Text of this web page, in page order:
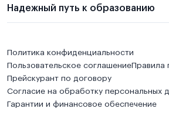
Надежный путь к образованию
Политика конфиденциальности
Пользовательское соглашениеПравила
Прейскурант по договору
Согласие на обработку персональных
Гарантии и финансовое обеспечение